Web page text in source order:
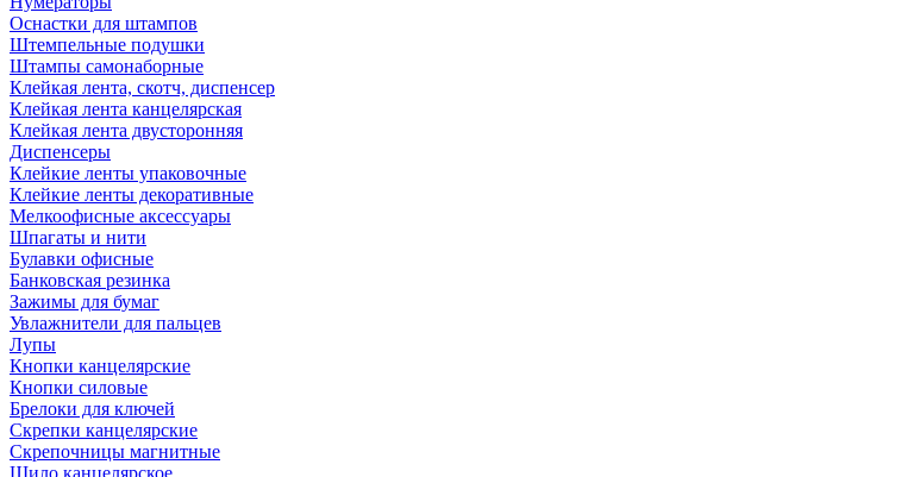
Оснастки для штампов
Штемпельные подушки
Штампы самонаборные
Клейкая лента, скотч, диспенсер
Клейкая лента канцелярская
Клейкая лента двусторонняя
Диспенсеры
Клейкие ленты упаковочные
Клейкие ленты декоративные
Мелкоофисные аксессуары
Шпагаты и нити
Булавки офисные
Банковская резинка
Зажимы для бумаг
Увлажнители для пальцев
Лупы
Кнопки канцелярские
Кнопки силовые
Брелоки для ключей
Скрепки канцелярские
Скрепочницы магнитные
Шило канцелярское